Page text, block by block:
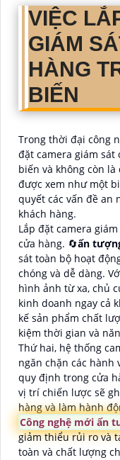
VIỆC
GIÁM
HÀNG
BIẾN
Trong thời đại công
đặt camera giám sát
biến và không còn
được xem như một
quyết các vấn đề an
khách hàng.
Lắp đặt camera
cửa hàng. 🔄ấn
sát toàn bộ hoạt
chóng và dễ dàng.
hình ảnh từ xa, chủ
kinh doanh ngay cả
kế sản phẩm chất
kiệm thời gian và
Thứ hai, hệ thống
ngăn chặn các hành
quy định trong cửa
vị trí chiến lược sẽ
hàng và làm hành
Công nghệ mới ấn
giảm thiểu rủi ro và
toàn và chất lượng